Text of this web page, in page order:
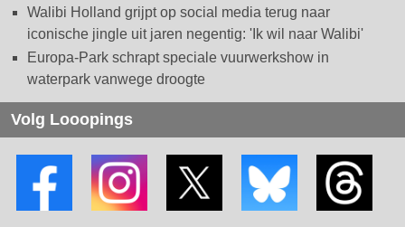
Walibi Holland grijpt op social media terug naar
iconische jingle uit jaren negentig: 'Ik wil naar Walibi'
Europa-Park schrapt speciale vuurwerkshow in
waterpark vanwege droogte
Volg Looopings